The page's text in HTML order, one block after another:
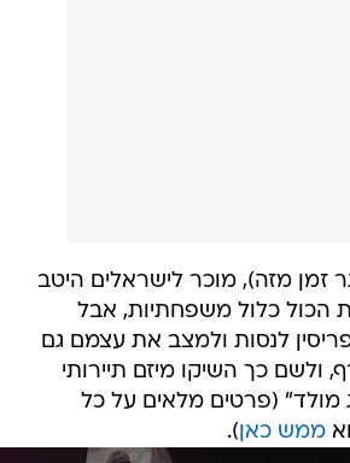
זמן מזה), מוכר לישראלים היטב
הכול כלול משפחתיות, אבל
לנסות ולמצב את עצמם גם
ולשם כך השיקו מיזם תיירותי
(פרטים מלאים על כל
ממש כאן).